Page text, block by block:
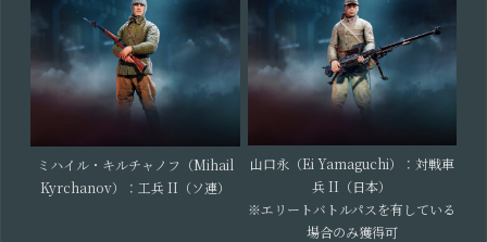
ミハイル・キルチャノフ（Mihail
Kyrchanov）：工兵 II（ソ連）
山口永（Ei Yamaguchi）：対戦車
兵 II（日本）
※エリートバトルパスを有している
場合のみ獲得可